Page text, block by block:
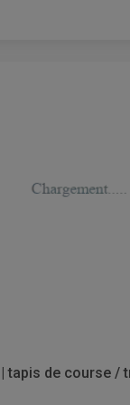
tapis de course /